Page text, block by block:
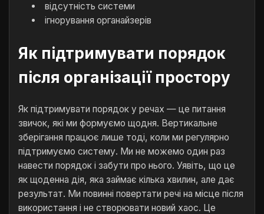
відсутність системи
ігнорування органайзерів
Як підтримувати порядок
після організації простору
Як підтримувати порядок у речах — це питання
звичок, які ми формуємо щодня. Вертикальне
зберігання працює лише тоді, коли ми регулярно
підтримуємо систему. Ми не можемо один раз
навести порядок і забути про нього. Уявіть, що це
як щоденна дія, яка займає кілька хвилин, але дає
результат. Ми повинні повертати речі на місце після
використання і не створювати новий хаос. Це